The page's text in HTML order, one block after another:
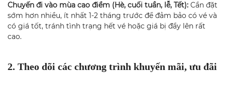
Chuyến đi vào mùa cao điểm (Hè, cuối tuần, lễ, Tết): Cần đặt
sớm hơn nhiều, ít nhất 1-2 tháng trước để đảm bảo có vé và
có giá tốt, tránh tình trạng hết vé hoặc giá bị đẩy lên rất
cao.
2. Theo dõi các chương trình khuyến mãi, ưu đãi